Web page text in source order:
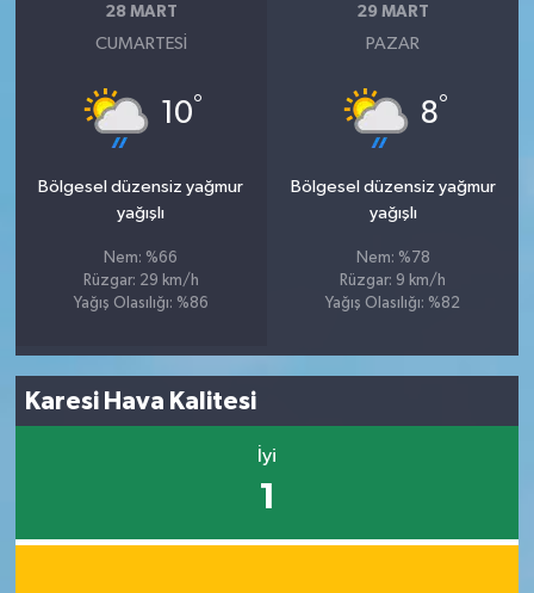
28 MART
CUMARTESI
10°
Bölgesel düzensiz yağmur
yağışlı
Nem: %66
Rüzgar: 29 km/h
Yağış Olasılığı: %86
29 MART
PAZAR
8°
Bölgesel düzensiz yağmur
yağışlı
Nem: %78
Rüzgar: 9 km/h
Yağış Olasılığı: %82
Karesi Hava Kalitesi
İyi
1